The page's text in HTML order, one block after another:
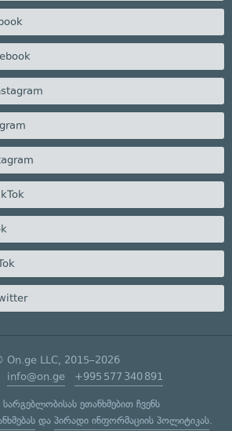
On.ge LLC, 2015–2026
info@on.ge +995 577 340 891
სარგებლობისას ეთანხმებით ჩვენს
და პირადი ინფორმაციის პოლიტიკას.